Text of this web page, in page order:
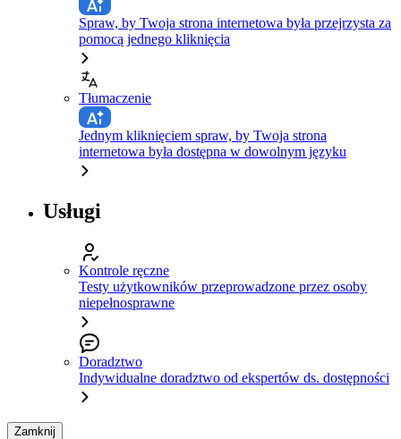
Spraw, by Twoja strona internetowa była przejrzysta za
pomocą jednego kliknięcia
Tłumaczenie
Jednym kliknięciem spraw, by Twoja strona
internetowa była dostępna w dowolnym języku
Usługi
Kontrole ręczne
Testy użytkowników przeprowadzone przez osoby
niepełnosprawne
Doradztwo
Indywidualne doradztwo od ekspertów ds. dostępności
Zamknij